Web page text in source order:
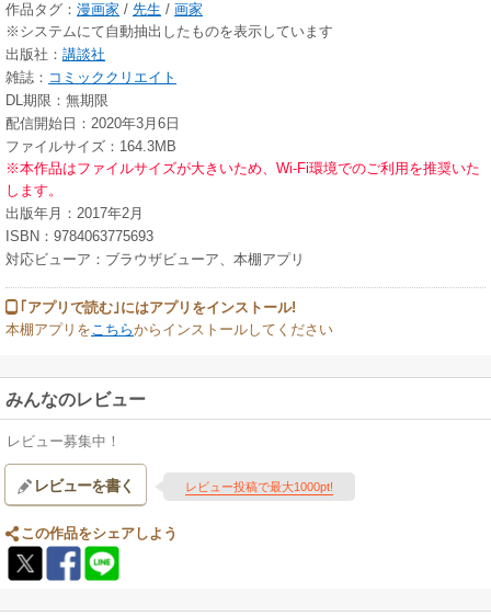
作品タグ： 漫画家 / 先生 / 画家
※システムにて自動抽出したものを表示しています
出版社： 講談社
雑誌： コミッククリエイト
DL期限：無期限
配信開始日：2020年3月6日
ファイルサイズ：164.3MB
※本作品はファイルサイズが大きいため、Wi-Fi環境でのご利用を推奨いた
します。
出版年月：2017年2月
ISBN：9784063775693
対応ビューア：ブラウザビューア、本棚アプリ
｢アプリで読む｣にはアプリをインストール!
本棚アプリをこちらからインストールしてください
みんなのレビュー
レビュー募集中！
レビューを書く レビュー投稿で最大1000pt!
この作品をシェアしよう